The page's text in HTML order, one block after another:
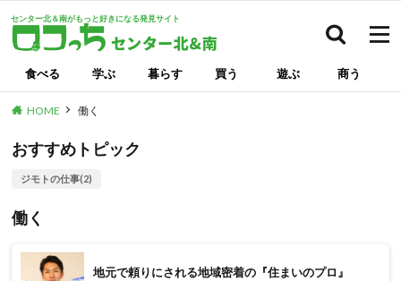
センター北＆南がもっと好きになる発見サイト
食べる 学ぶ 暮らす 買う 遊ぶ 商う
HOME 働く
おすすめトピック
ジモトの仕事(2)
働く
地元で頼りにされる地域密着の『住まいのプロ』